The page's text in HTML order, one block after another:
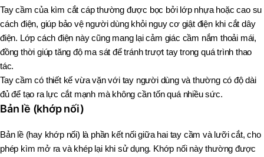
Tay cầm của kìm cắt cáp thường được bọc bởi lớp nhựa hoặc cao su
cách điện, giúp bảo vệ người dùng khỏi nguy cơ giật điện khi cắt dây
điện. Lớp cách điện này cũng mang lại cảm giác cầm nắm thoải mái,
đồng thời giúp tăng độ ma sát để tránh trượt tay trong quá trình thao
tác.
Tay cầm có thiết kế vừa vặn với tay người dùng và thường có độ dài
đủ để tạo ra lực cắt mạnh mà không cần tốn quá nhiều sức.
Bản lề (khớp nối)
Bản lề (hay khớp nối) là phần kết nối giữa hai tay cầm và lưỡi cắt, cho
phép kìm mở ra và khép lại khi sử dụng. Khớp nối này thường được